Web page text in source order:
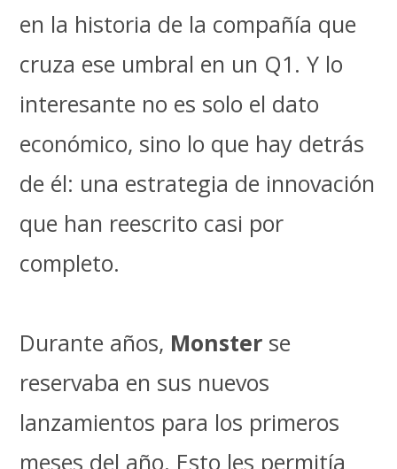
en la historia de la compañía que
cruza ese umbral en un Q1. Y lo
interesante no es solo el dato
económico, sino lo que hay detrás
de él: una estrategia de innovación
que han reescrito casi por
completo.
Durante años, Monster se
reservaba en sus nuevos
lanzamientos para los primeros
meses del año. Esto les permitía